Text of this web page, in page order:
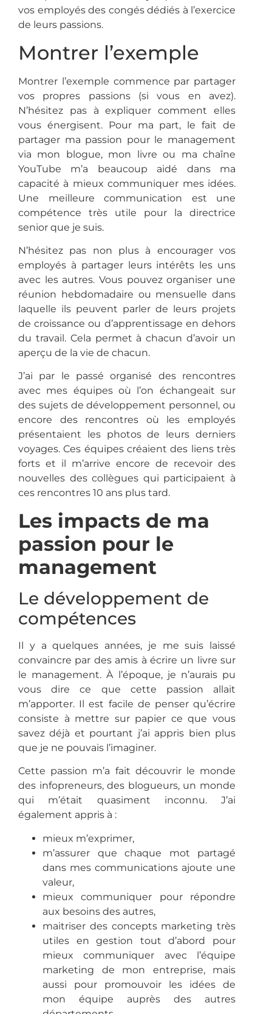
vos employés des congés dédiés à l’exercice
de leurs passions.
Montrer l’exemple
Montrer l’exemple commence par partager
vos propres passions (si vous en avez).
N’hésitez pas à expliquer comment elles
vous énergisent. Pour ma part, le fait de
partager ma passion pour le management
via mon blogue, mon livre ou ma chaîne
YouTube m’a beaucoup aidé dans ma
capacité à mieux communiquer mes idées.
Une meilleure communication est une
compétence très utile pour la directrice
senior que je suis.
N’hésitez pas non plus à encourager vos
employés à partager leurs intérêts les uns
avec les autres. Vous pouvez organiser une
réunion hebdomadaire ou mensuelle dans
laquelle ils peuvent parler de leurs projets
de croissance ou d’apprentissage en dehors
du travail. Cela permet à chacun d’avoir un
aperçu de la vie de chacun.
J’ai par le passé organisé des rencontres
avec mes équipes où l’on échangeait sur
des sujets de développement personnel, ou
encore des rencontres où les employés
présentaient les photos de leurs derniers
voyages. Ces équipes créaient des liens très
forts et il m’arrive encore de recevoir des
nouvelles des collègues qui participaient à
ces rencontres 10 ans plus tard.
Les impacts de ma
passion pour le
management
Le développement de
compétences
Il y a quelques années, je me suis laissé
convaincre par des amis à écrire un livre sur
le management. À l’époque, je n’aurais pu
vous dire ce que cette passion allait
m’apporter. Il est facile de penser qu’écrire
consiste à mettre sur papier ce que vous
savez déjà et pourtant j’ai appris bien plus
que je ne pouvais l’imaginer.
Cette passion m’a fait découvrir le monde
des infopreneurs, des blogueurs, un monde
qui m’était quasiment inconnu. J’ai
également appris à :
mieux m’exprimer,
m’assurer que chaque mot partagé
dans mes communications ajoute une
valeur,
mieux communiquer pour répondre
aux besoins des autres,
maitriser des concepts marketing très
utiles en gestion tout d’abord pour
mieux communiquer avec l’équipe
marketing de mon entreprise, mais
aussi pour promouvoir les idées de
mon équipe auprès des autres